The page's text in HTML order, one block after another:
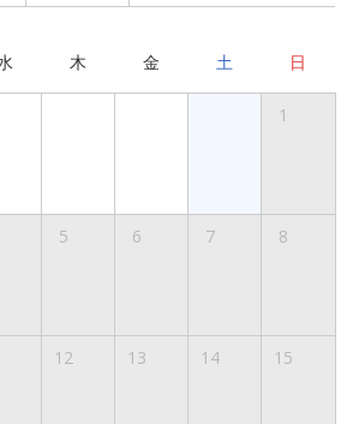
木 金 土 日
1
5 6 7 8
12 13 14 15